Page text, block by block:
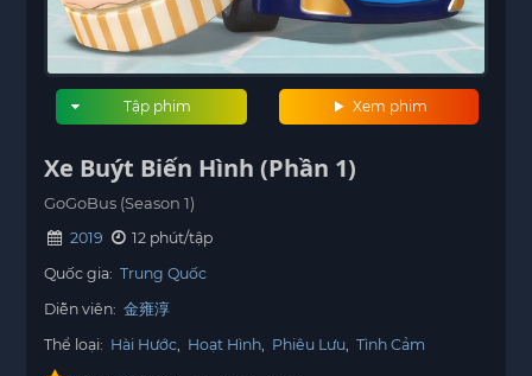
Xem phim
Tập phim
Xe Buýt Biến Hình (Phần 1)
GoGoBus (Season 1)
2019
12 phút/tập
Quốc gia: Trung Quốc
Diễn viên: 金雍淳
Thể loại: Hài Hước, Hoạt Hình, Phiêu Lưu, Tình Cảm